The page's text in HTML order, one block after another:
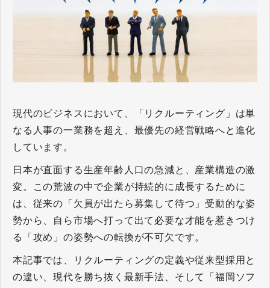
現代のビジネスにおいて、「リクルーティング」は単
なる人事の一業務を超え、最優先の経営戦略へと進化
しています。
日本が直面する生産年齢人口の急減と、産業構造の激
変。この荒波の中で企業が持続的に成長するために
は、従来の「欠員が出たら募集して待つ」受動的な姿
勢から、自ら市場へ打って出て必要な才能を惹きつけ
る「攻め」の姿勢への転換が不可欠です。
本記事では、リクルーティングの定義や従来型採用と
の違い、現代を勝ち抜く最新手法、そして「福岡ソフ